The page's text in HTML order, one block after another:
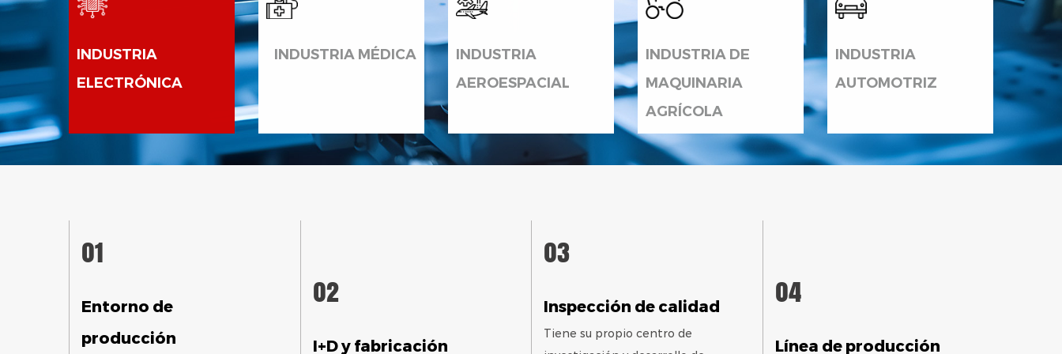
INDUSTRIA
ELECTRÓNICA
INDUSTRIA MÉDICA
INDUSTRIA
AEROESPACIAL
INDUSTRIA DE
MAQUINARIA
AGRÍCOLA
INDUSTRIA
AUTOMOTRIZ
01
Entorno de
producción
02
I+D y fabricación
03
Inspección de calidad
Tiene su propio centro de
04
Línea de producción